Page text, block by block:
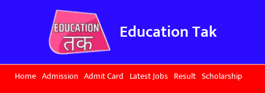
Education Tak
Home Admission Admit Card Latest Jobs Result Scholarship